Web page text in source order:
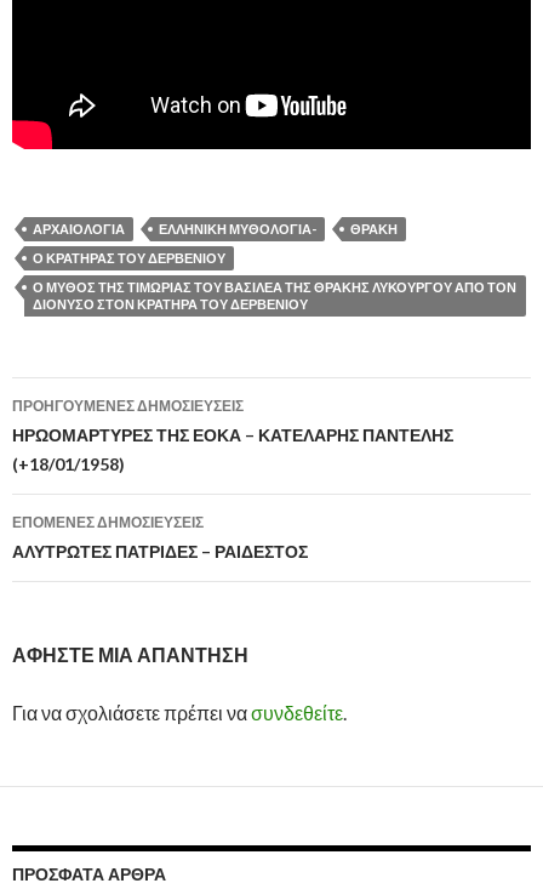
ΑΡΧΑΙΟΛΟΓΙΑ ΕΛΛΗΝΙΚΗ ΜΥΘΟΛΟΓΙΑ-
ΘΡΑΚΗ
Ο ΚΡΑΤΗΡΑΣ ΤΟΥ ΔΕΡΒΕΝΙΟΥ
Ο ΜΥΘΟΣ ΤΗΣ ΤΙΜΩΡΙΑΣ ΤΟΥ ΒΑΣΙΛΕΑ ΤΗΣ ΘΡΑΚΗΣ ΛΥΚΟΥΡΓΟΥ ΑΠΟ ΤΟΝ
ΔΙΟΝΥΣΟ ΣΤΟΝ ΚΡΑΤΗΡΑ ΤΟΥ ΔΕΡΒΕΝΙΟΥ
Πλοήγηση
άρθρων
ΠΡΟΗΓΟΎΜΕΝΕΣ ΔΗΜΟΣΙΕΎΣΕΙΣ
ΗΡΩΟΜΑΡΤΥΡΕΣ ΤΗΣ ΕΟΚΑ – ΚΑΤΕΛΑΡΗΣ ΠΑΝΤΕΛΗΣ
(+18/01/1958)
ΕΠΌΜΕΝΕΣ ΔΗΜΟΣΙΕΎΣΕΙΣ
ΑΛΥΤΡΩΤΕΣ ΠΑΤΡΙΔΕΣ – ΡΑΙΔΕΣΤΟΣ
ΑΦΉΣΤΕ ΜΙΑ ΑΠΆΝΤΗΣΗ
Για να σχολιάσετε πρέπει νασυνδεθείτε
ΠΡΌΣΦΑΤΑ ΆΡΘΡΑ